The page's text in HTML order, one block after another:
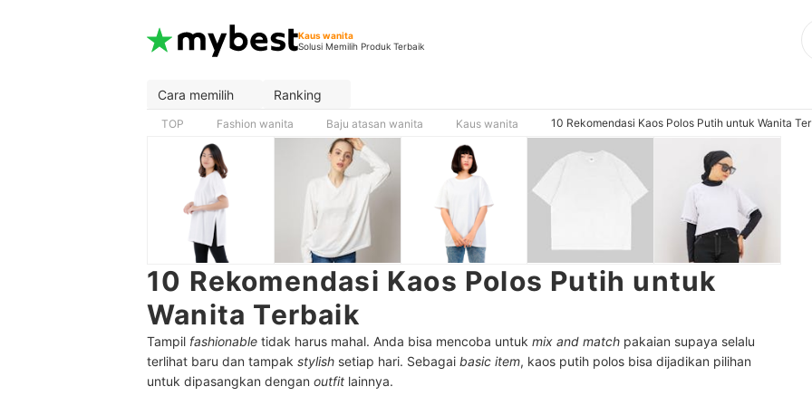
Kaus wanita
Solusi Memilih Produk Terbaik
Cara memilih Ranking
TOP Fashion wanita Baju atasan wanita Kaus wanita 10 Rekomendasi Kaos Polos Putih untuk Wanita
10 Rekomendasi Kaos Polos Putih untuk
Wanita Terbaik
Tampil fashionable tidak harus mahal. Anda bisa mencoba untuk mix and match pakaian supaya selalu
terlihat baru dan tampak stylish setiap hari. Sebagai basic item, kaos putih polos bisa dijadikan pilihan
untuk dipasangkan dengan outfit lainnya.